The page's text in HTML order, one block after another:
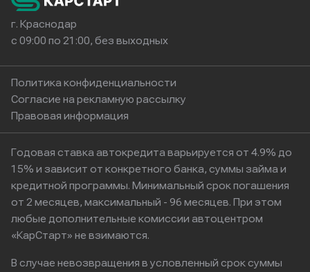
г. Краснодар
с 09:00 по 21:00, без выходных
Политика конфиденциальности
Согласие на рекламную рассылку
Правовая информация
Годовая ставка автокредита варьируется от 4.9% до
15% и зависит от конкретного банка, суммы займа и
кредитной программы. Минимальный срок погашения
от 2 месяцев, максимальный - 96 месяцев. При этом
любые дополнительные комиссии автоцентром
«КарСтарт» не взимаются.
В случае невозвращения в условленный срок суммы